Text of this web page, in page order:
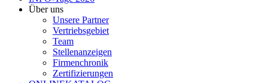
Über uns
Unsere Partner
Vertriebsgebiet
Team
Stellenanzeigen
Firmenchronik
Zertifizierungen